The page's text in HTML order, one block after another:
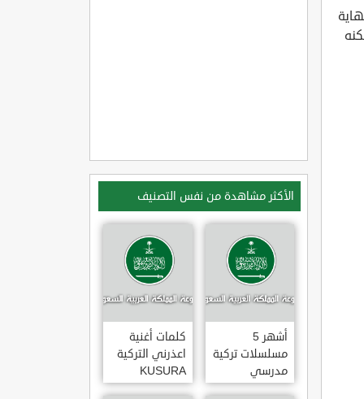
الأكثر مشاهدة من نفس التصنيف
أشهر 5
مسلسلات تركية
مدرسي
رومانسي و
كلمات أغنية
اعذرني التركية
KUSURA
BAKMA